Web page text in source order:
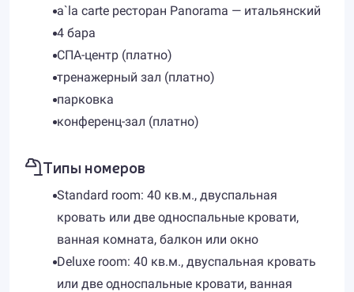
a`la carte ресторан Panorama — итальянский
4 бара
СПА-центр (платно)
тренажерный зал (платно)
парковка
конференц-зал (платно)
Типы номеров
Standard room: 40 кв.м., двуспальная
кровать или две односпальные кровати,
ванная комната, балкон или окно
Deluxe room: 40 кв.м., двуспальная кровать
или две односпальные кровати, ванная